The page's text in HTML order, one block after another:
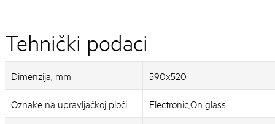
Tehnički podaci
Dimenzija, mm 590x520
Oznake na upravljačkoj ploči Electronic;On glass